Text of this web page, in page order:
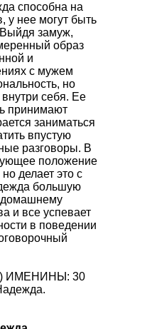
способна на
у нее могут быть
замуж,
образ
и
с мужем
но
себя. Ее
принимают
заниматься
впустую
разговоры. В
положение
делает это с
большую
домашнему
и все успевает
в поведении
ИМЕНИНЫ: 30